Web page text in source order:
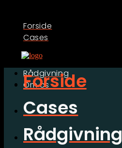
Forside
Cases
Rådgivning
Om os
Forside
Cases
Rådgivning